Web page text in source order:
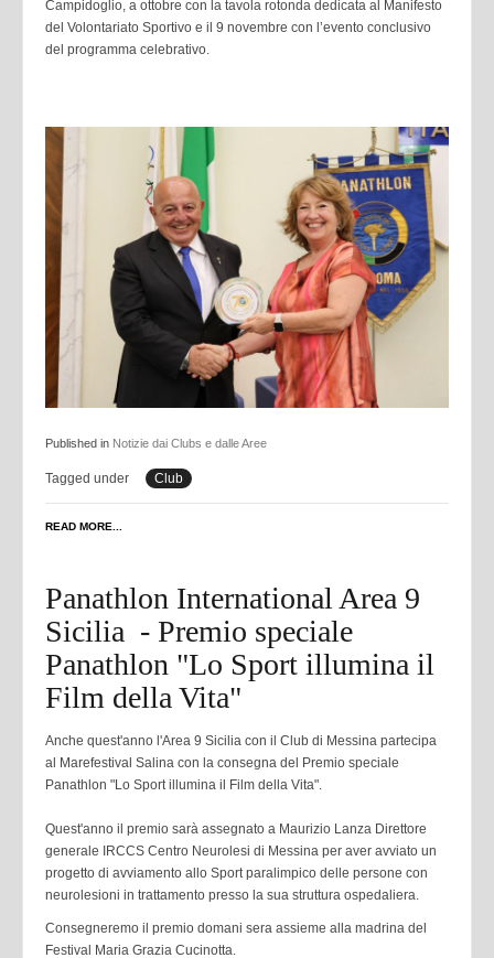
Campidoglio, a ottobre con la tavola rotonda dedicata al Manifesto
del Volontariato Sportivo e il 9 novembre con l’evento conclusivo
del programma celebrativo.
Published in Notizie dai Clubs e dalle Aree
Tagged under Club
READ MORE...
Panathlon International Area 9
Sicilia - Premio speciale
Panathlon "Lo Sport illumina il
Film della Vita"
Anche quest'anno l'Area 9 Sicilia con il Club di Messina partecipa
al Marefestival Salina con la consegna del Premio speciale
Panathlon "Lo Sport illumina il Film della Vita".
Quest'anno il premio sarà assegnato a Maurizio Lanza Direttore
generale IRCCS Centro Neurolesi di Messina per aver avviato un
progetto di avviamento allo Sport paralimpico delle persone con
neurolesioni in trattamento presso la sua struttura ospedaliera.
Consegneremo il premio domani sera assieme alla madrina del
Festival Maria Grazia Cucinotta.